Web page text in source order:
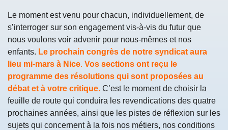
Le moment est venu pour chacun, individuellement, de
s’interroger sur son engagement vis-à-vis du futur que
nous voulons voir advenir pour nous-mêmes et nos
enfants. Le prochain congrès de notre syndicat aura
lieu mi-mars à Nice. Vos sections ont reçu le
programme des résolutions qui sont proposées au
débat et à votre critique. C’est le moment de choisir la
feuille de route qui conduira les revendications des quatre
prochaines années, ainsi que les pistes de réflexion sur les
sujets qui concernent à la fois nos métiers, nos conditions